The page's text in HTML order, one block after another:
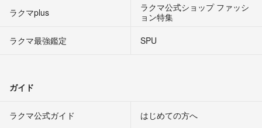
ラクマplus
ラクマ公式ショップ ファッシ
ョン特集
ラクマ最強鑑定
SPU
ガイド
ラクマ公式ガイド はじめての方へ